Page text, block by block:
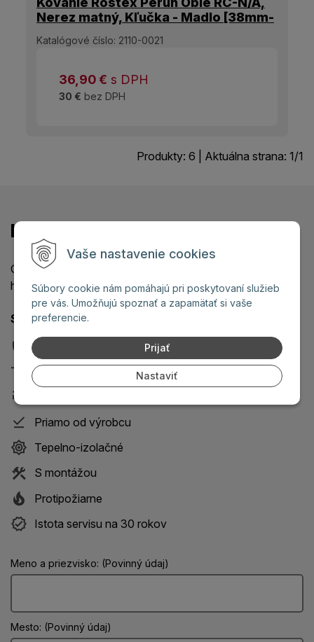
Vaše nastavenie cookies
Súbory cookie nám pomáhajú pri poskytovaní služieb
pre vás. Umožňujú spoznať a zapamätať si vaše
preferencie.
Prijať
Nastaviť
Nerez matný, Kľučka - Madlo [38mm-
Katalógové číslo: 2110-0021
36,90€ s DPH
30 € bez DPH
Produkty: 6 | Aktuálna strana: 1/1
Kontaktujte nás
Odpovieme čo najskôr v pracovných dňoch medzi 8 a 18
hod.
S našimi dverami získate 8 bonusov:
Design na mieru
Priamo od výrobcu
Tepelno-izolačné
S montážou
Protipožiarne
Istota servisu na 30 rokov
Meno a priezvisko: (Povinný údaj)
Mesto: (Povinný údaj)